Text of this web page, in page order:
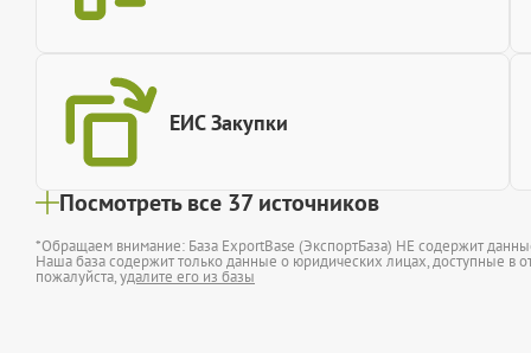
ЕИС Закупки
Посмотреть все 37 источников
*Обращаем внимание: База ExportBase (ЭкспортБаза) НЕ содержит
Наша база содержит только данные о юридических лицах, доступные в
пожалуйста,удалите его из базы